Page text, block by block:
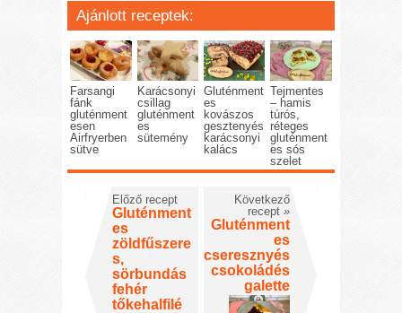
Ajánlott receptek:
Farsangi
fánk
gluténment
esen
Airfryerben
sütve
Karácsonyi
csillag
gluténment
es
sütemény
Gluténment
es
kovászos
gesztenyés
karácsonyi
kalács
Tejmentes
– hamis
túrós,
réteges
gluténment
es sós
szelet
Előző recept
Gluténment
es
zöldfűszere
s,
sörbundás
fehér
tőkehalfilé
Következő
recept »
Gluténment
es
cseresznyés
csokoládés
galette